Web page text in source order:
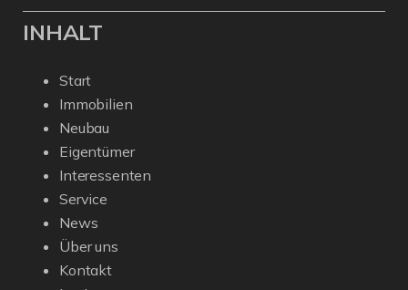
INHALT
Start
Immobilien
Neubau
Eigentümer
Interessenten
Service
News
Über uns
Kontakt